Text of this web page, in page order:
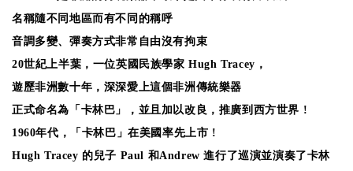
名稱隨不同地區而有不同的稱呼
音調多變、彈奏方式非常自由沒有拘束
20世紀上半葉，一位英國民族學家 Hugh Tracey，
遊歷非洲數十年，深深愛上這個非洲傳統樂器
正式命名為「卡林巴」，並且加以改良，推廣到西方世界 !
1960年代，「卡林巴」在美國率先上市 !
Hugh Tracey 的兒子 Paul 和Andrew 進行了巡演並演奏了卡林